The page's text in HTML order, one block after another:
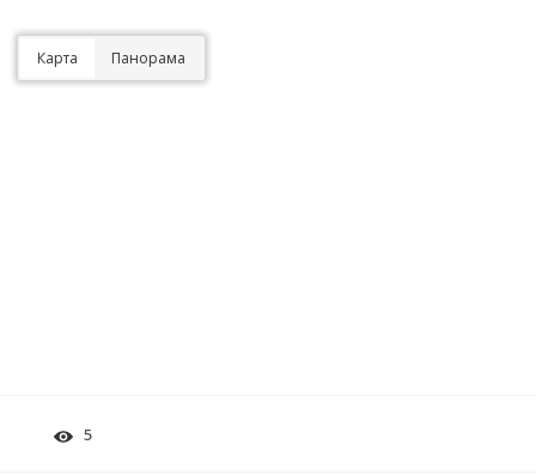
Карта Панорама
5